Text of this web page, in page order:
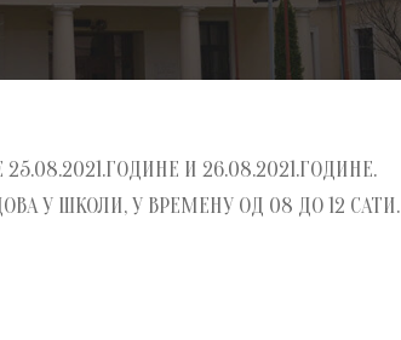
И 26.08.2021.ГОДИНЕ.
У ШКОЛИ, У ВРЕМЕНУ ОД 08 ДО 12 САТИ.